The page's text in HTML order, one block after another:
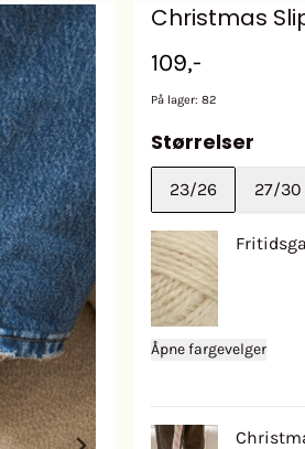
Christmas
109,-
På lager: 82
Størrelser
23/26 27/30
Åpne fargevelger